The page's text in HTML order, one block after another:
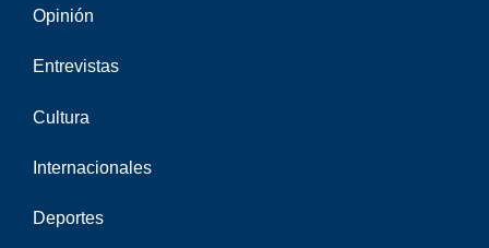
Opinión
Entrevistas
Cultura
Internacionales
Deportes